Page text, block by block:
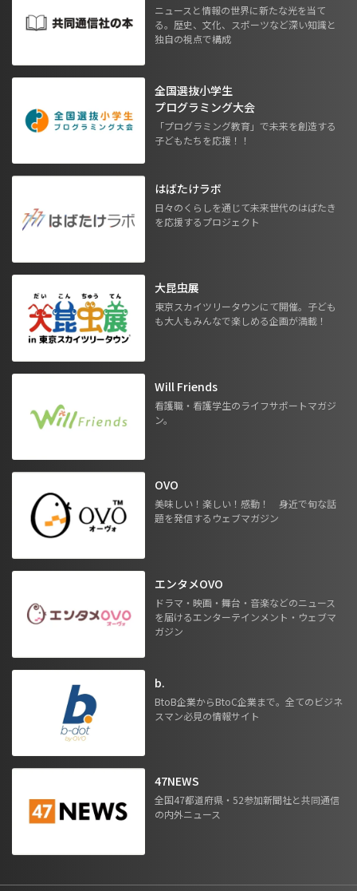
ニュースと情報の世界に新たな光を当て
る。歴史、文化、スポーツなど深い知識と
独自の視点で構成
全国選抜小学生
プログラミング大会
「プログラミング教育」で未来を創造する
子どもたちを応援！！
はばたけラボ
日々のくらしを通じて未来世代のはばたき
を応援するプロジェクト
大昆虫展
東京スカイツリータウンにて開催。子ども
も大人もみんなで楽しめる企画が満載！
Will Friends
看護職・看護学生のライフサポートマガジ
ン。
OVO
美味しい！楽しい！感動！ 身近で旬な話
題を発信するウェブマガジン
エンタメOVO
ドラマ・映画・舞台・音楽などのニュース
を届けるエンターテインメント・ウェブマ
ガジン
b.
BtoB企業からBtoC企業まで。全てのビジネ
スマン必見の情報サイト
47NEWS
全国47都道府県・52参加新聞社と共同通信
の内外ニュース